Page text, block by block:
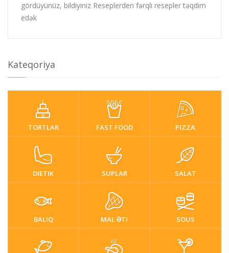
gördüyünüz, bildiyiniz Reseplerden fərqli resepler təqdim
edək
Kateqoriya
TORTLAR FAST FOOD PIZZA
DIETIK SUPLAR SALAT
BALIQ MAL ƏTI SOUS